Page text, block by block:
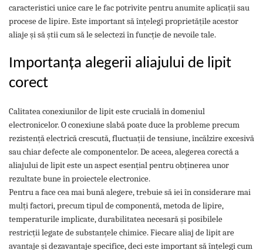
Prelungitor lame stivuitor CAM
attachments
Atasamente profesionale CAM
Cleste ridicare butoi
Dispozitive ridicare butoaie
caracteristici unice care le fac potrivite pentru anumite aplicații sau
procese de lipire. Este important să înțelegi proprietățile acestor
aliaje și să știi cum să le selectezi în funcție de nevoile tale.
Importanța alegerii aliajului de lipit
corect
Calitatea conexiunilor de lipit este crucială în domeniul
electronicelor. O conexiune slabă poate duce la probleme precum
rezistență electrică crescută, fluctuații de tensiune, încălzire excesivă
sau chiar defecte ale componentelor. De aceea, alegerea corectă a
aliajului de lipit este un aspect esențial pentru obținerea unor
rezultate bune în proiectele electronice.
Pentru a face cea mai bună alegere, trebuie să iei în considerare mai
mulți factori, precum tipul de componentă, metoda de lipire,
temperaturile implicate, durabilitatea necesară și posibilele
restricții legate de substanțele chimice. Fiecare aliaj de lipit are
avantaje și dezavantaje specifice, deci este important să înțelegi cum